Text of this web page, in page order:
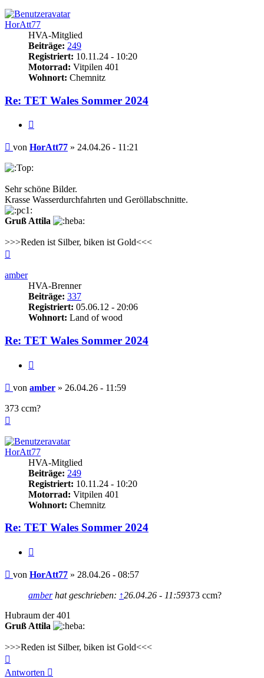
HorAtt77
HVA-Mitglied
Beiträge: 249
Registriert: 10.11.24 - 10:20
Motorrad: Vitpilen 401
Wohnort: Chemnitz
Re: TET Wales Sommer 2024
Beitrag
von HorAtt77 » 24.04.26 - 11:21
Sehr schöne Bilder.
Krasse Wasserdurchfahrten und Geröllabschnitte.
Gruß Attila
>>>Reden ist Silber, biken ist Gold<<<
amber
HVA-Brenner
Beiträge: 337
Registriert: 05.06.12 - 20:06
Wohnort: Land of wood
Re: TET Wales Sommer 2024
Beitrag
von amber » 26.04.26 - 11:59
373 ccm?
HorAtt77
HVA-Mitglied
Beiträge: 249
Registriert: 10.11.24 - 10:20
Motorrad: Vitpilen 401
Wohnort: Chemnitz
Re: TET Wales Sommer 2024
Beitrag
von HorAtt77 » 28.04.26 - 08:57
amberhat geschrieben: ↑26.04.26 - 11:59373 ccm?
Hubraum der 401
Gruß Attila
>>>Reden ist Silber, biken ist Gold<<<
oben
Antworten